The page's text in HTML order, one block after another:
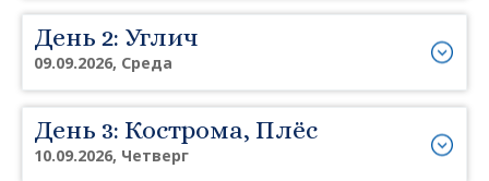
День 2: Углич
09.09.2026, Среда
День 3: Кострома, Плёс
10.09.2026, Четверг